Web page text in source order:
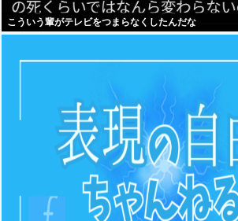
こういう輩がテレビをつまらなくしたんだな